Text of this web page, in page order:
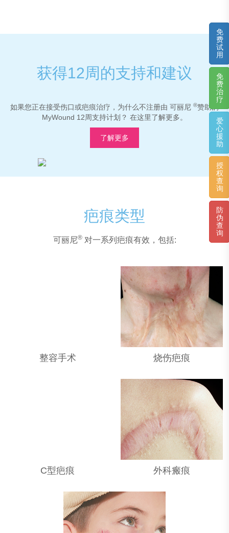
获得12周的支持和建议
如果您正在接受伤口或疤痕治疗，为什么不注册由 可丽尼 ®赞助的
MyWound 12周支持计划？ 在这里了解更多。
了解更多
疤痕类型
可丽尼®对一系列疤痕有效，包括:
整容手术 烧伤疤痕
C型疤痕 外科瘢痕
免
费
试
用
免
费
治
疗
爱
心
援
助
授
权
查
询
防
伪
查
询